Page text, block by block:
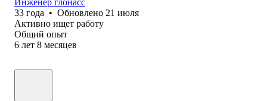
33 года • Обновлено 21 июля
Активно ищет работу
Общий опыт
6 лет 8 месяцев